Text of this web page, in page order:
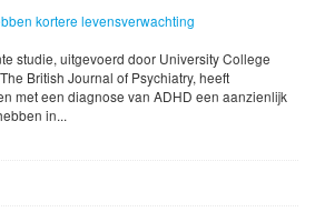
kortere levensverwachting
studie, uitgevoerd door University College
British Journal of Psychiatry, heeft
met een diagnose van ADHD een aanzienlijk
in...